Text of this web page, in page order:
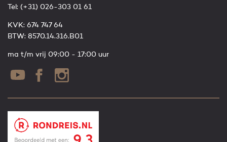
Tel: (+31) 026-303 01 61
KVK: 674 747 64
BTW: 8570.14.316.B01
ma t/m vrij 09:00 - 17:00 uur